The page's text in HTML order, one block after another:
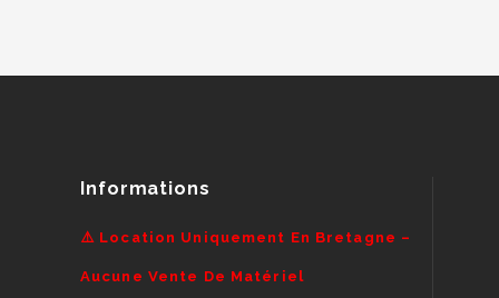
Informations
⚠️ Location Uniquement En Bretagne –
Aucune Vente De Matériel